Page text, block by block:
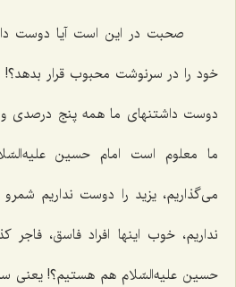
صحبت در این است آیا دوست
خود را در سرنوشت محبوب قرار
دوست داشتنهای ما همه پنج
ما معلوم است امام حسین
می‌گذاریم، یزید را دوست نداریم
نداریم، خوب اینها افراد فاسق، فاجر
حسین علیه‌السّلام هم هستیم؟! یعنی